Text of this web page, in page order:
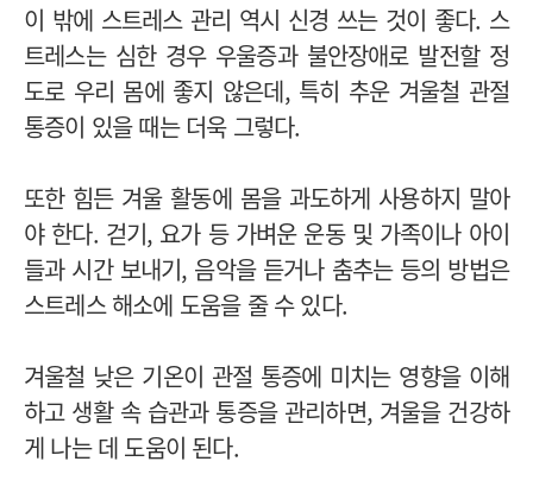
이 밖에 스트레스 관리 역시 신경 쓰는 것이 좋다. 스
트레스는 심한 경우 우울증과 불안장애로 발전할 정
도로 우리 몸에 좋지 않은데, 특히 추운 겨울철 관절
통증이 있을 때는 더욱 그렇다.
또한 힘든 겨울 활동에 몸을 과도하게 사용하지 말아
야 한다. 걷기, 요가 등 가벼운 운동 및 가족이나 아이
들과 시간 보내기, 음악을 듣거나 춤추는 등의 방법은
스트레스 해소에 도움을 줄 수 있다.
겨울철 낮은 기온이 관절 통증에 미치는 영향을 이해
하고 생활 속 습관과 통증을 관리하면, 겨울을 건강하
게 나는 데 도움이 된다.